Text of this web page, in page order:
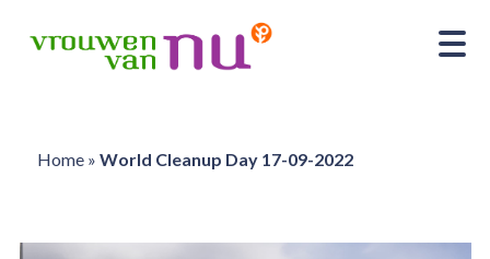
Home» World Cleanup Day 17-09-2022